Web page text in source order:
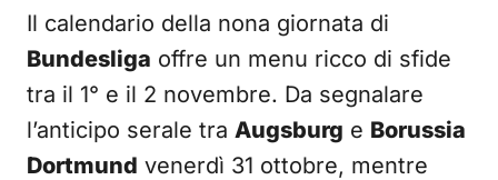
Il calendario della nona giornata di
Bundesliga offre un menu ricco di sfide
tra il 1° e il 2 novembre. Da segnalare
l’anticipo serale tra Augsburg e Borussia
Dortmund venerdì 31 ottobre, mentre